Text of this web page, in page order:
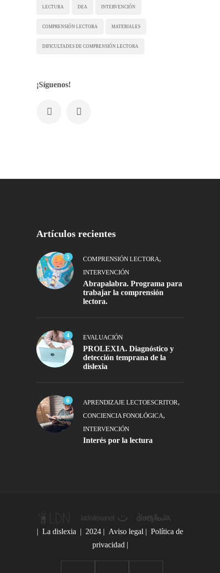
LECTURA DEA INTERVENCIÓN
COMPRENSIÓN LECTORA MATERIALES
DIFICULTADES DE COMPRENSIÓN LECTORA
¡Síguenos!
Artículos recientes
5 COMPRENSIÓN LECTORA,
INTERVENCIÓN
Abrapalabra. Programa para
trabajar la comprensión
lectora.
4 EVALUACIÓN
PROLEXIA. Diagnóstico y
detección temprana de la
dislexia
6 APRENDIZAJE LECTOESCRITOR,
CONCIENCIA FONOLÓGICA,
INTERVENCIÓN
Interés por la lectura
| La dislexia | 2024 | Aviso legal | Política de
privacidad |